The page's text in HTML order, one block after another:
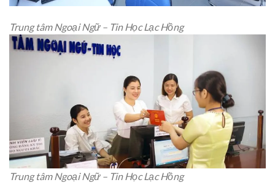
Trung tâm Ngoại Ngữ – Tin Học Lạc Hồng
Trung tâm Ngoại Ngữ – Tin Học Lạc Hồng